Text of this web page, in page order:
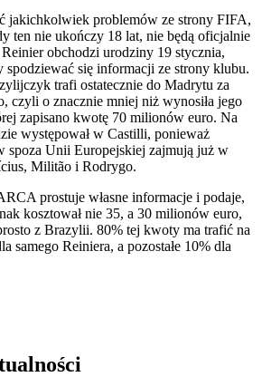
jakichkolwiek problemów ze strony FIFA,
ten nie ukończy 18 lat, nie będą oficjalnie
Reinier obchodzi urodziny 19 stycznia,
się informacji ze strony klubu.
trafi ostatecznie do Madrytu za
czyli o znacznie mniej niż wynosiła jego
zapisano kwotę 70 milionów euro. Na
występował w Castilli, ponieważ
spoza Unii Europejskiej zajmują już w
Militão i Rodrygo.
prostuje własne informacje i podaje,
kosztował nie 35, a 30 milionów euro,
z Brazylii. 80% tej kwoty ma trafić na
samego Reiniera, a pozostałe 10% dla